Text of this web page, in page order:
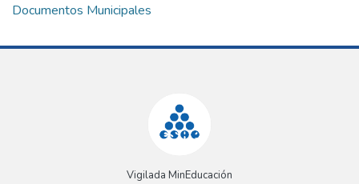
Documentos Municipales
Vigilada MinEducación